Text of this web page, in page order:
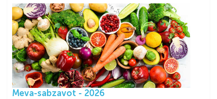
Meva-sabzavot - 2026